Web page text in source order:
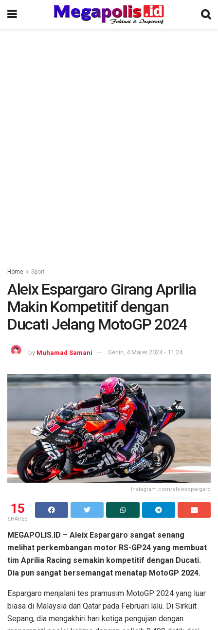
Home Sport
Aleix Espargaro Girang Aprilia
Makin Kompetitif dengan
Ducati Jelang MotoGP 2024
by Muhamad Samani Senin, 4 Maret 2024 - 11:24
Instagram.com/aleixespargaro
15
SHARES
MEGAPOLIS.ID – Aleix Espargaro sangat senang
melihat perkembangan motor RS-GP24 yang membuat
tim Aprilia Racing semakin kompetitif dengan Ducati.
Dia pun sangat bersemangat menatap MotoGP 2024.
Espargaro menjalani tes pramusim MotoGP 2024 yang luar
biasa di Malaysia dan Qatar pada Februari lalu. Di Sirkuit
Sepang, dia mengakhiri hari ketiga pengujian dengan